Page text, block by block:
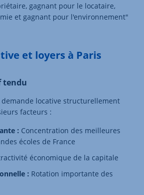
gagnant pour le locataire,
et gagnant pour l'environnement"
et loyers à Paris
tendu
locative structurellement
facteurs :
: Concentration des meilleures
écoles de France
économique de la capitale
: Rotation importante des